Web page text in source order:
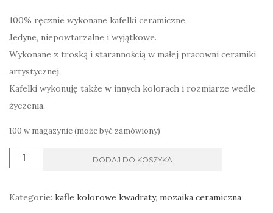
100% ręcznie wykonane kafelki ceramiczne.
Jedyne, niepowtarzalne i wyjątkowe.
Wykonane z troską i starannością w małej pracowni ceramiki
artystycznej.
Kafelki wykonuję także w innych kolorach i rozmiarze wedle
życzenia.
100 w magazynie (może być zamówiony)
ilość
DODAJ DO KOSZYKA
Kategorie: kafle kolorowe kwadraty, mozaika ceramiczna